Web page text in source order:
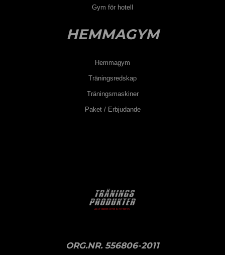
Gym för hotell
HEMMAGYM
Hemmagym
Träningsredskap
Träningsmaskiner
Paket / Erbjudande
ORG.NR. 556806-2011